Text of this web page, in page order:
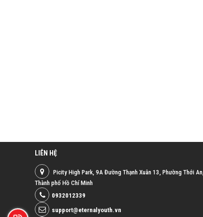
LIÊN HỆ
Picity High Park, 9A Đường Thạnh Xuân 13, Phường Thới An,
Thành phố Hồ Chí Minh
0932012339
support@eternalyouth.vn